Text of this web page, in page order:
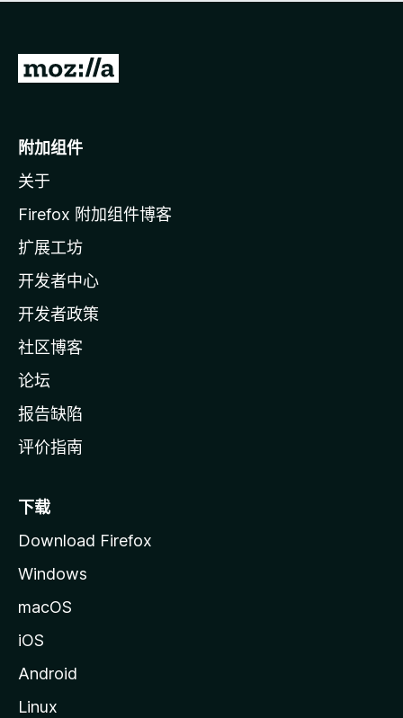
无
转
o
i
l
a
主
页
附加组件
关于
Firefox 附加组件博客
扩展工坊
开发者中心
开发者政策
社区博客
论坛
报告缺陷
评价指南
下载
Download Firefox
Windows
macOS
iOS
Android
Linux